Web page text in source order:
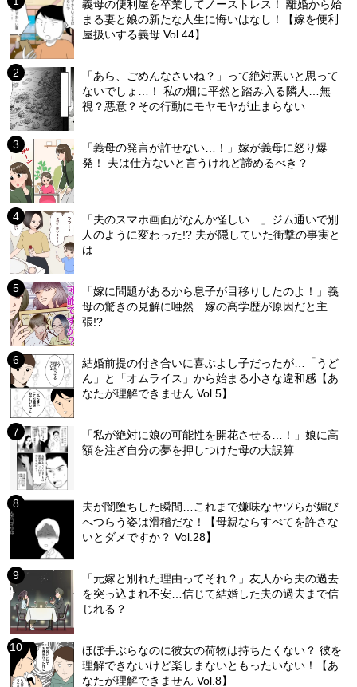
義母の便利屋を卒業してノーストレス！ 離婚から始
まる妻と娘の新たな人生に悔いはなし！【嫁を便利
屋扱いする義母 Vol.44】
「あら、ごめんなさいね？」って絶対悪いと思って
ないでしょ…！ 私の畑に平然と踏み入る隣人…無
視？悪意？その行動にモヤモヤが止まらない
「義母の発言が許せない…！」嫁が義母に怒り爆
発！ 夫は仕方ないと言うけれど諦めるべき？
「夫のスマホ画面がなんか怪しい…」ジム通いで別
人のように変わった!? 夫が隠していた衝撃の事実と
は
「嫁に問題があるから息子が目移りしたのよ！」義
母の驚きの見解に唖然…嫁の高学歴が原因だと主
張!?
結婚前提の付き合いに喜ぶよし子だったが…「うど
ん」と「オムライス」から始まる小さな違和感【あ
なたが理解できません Vol.5】
「私が絶対に娘の可能性を開花させる…！」娘に高
額を注ぎ自分の夢を押しつけた母の大誤算
夫が闇堕ちした瞬間…これまで嫌味なヤツらが媚び
へつらう姿は滑稽だな！【母親ならすべてを許さな
いとダメですか？ Vol.28】
「元嫁と別れた理由ってそれ？」友人から夫の過去
を突っ込まれ不安…信じて結婚した夫の過去まで信
じれる？
ほぼ手ぶらなのに彼女の荷物は持ちたくない？ 彼を
理解できないけど楽しまないともったいない！【あ
なたが理解できません Vol.8】